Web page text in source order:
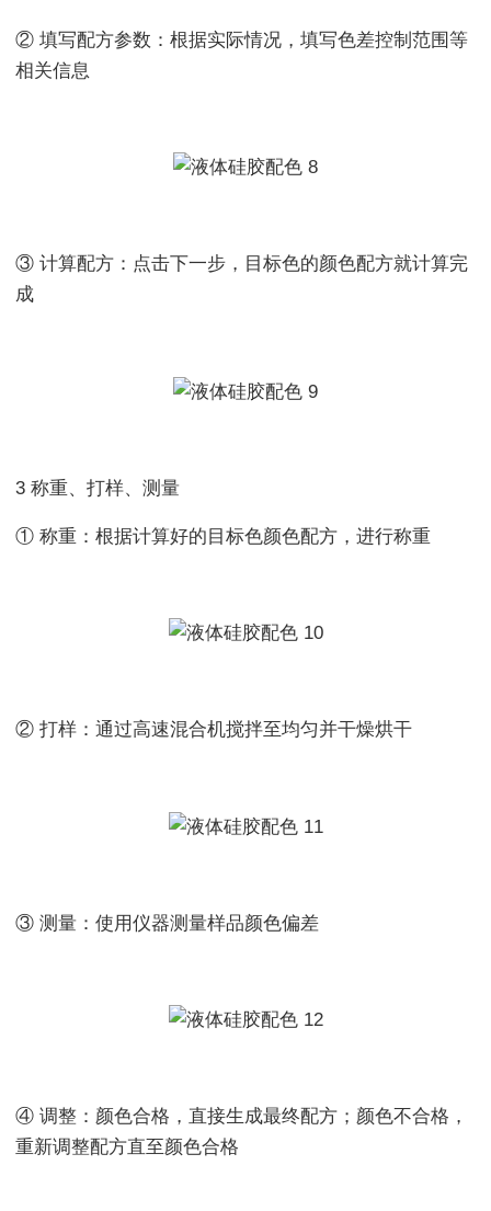
② 填写配方参数：根据实际情况，填写色差控制范围等
相关信息
③ 计算配方：点击下一步，目标色的颜色配方就计算完
成
3 称重、打样、测量
① 称重：根据计算好的目标色颜色配方，进行称重
② 打样：通过高速混合机搅拌至均匀并干燥烘干
③ 测量：使用仪器测量样品颜色偏差
④ 调整：颜色合格，直接生成最终配方；颜色不合格，
重新调整配方直至颜色合格